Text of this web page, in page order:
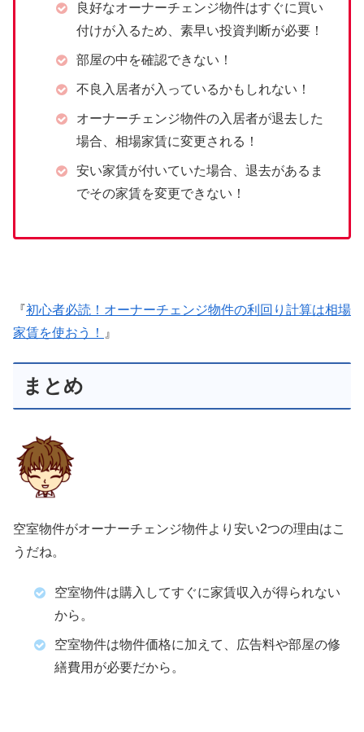
良好なオーナーチェンジ物件はすぐに買い
付けが入るため、素早い投資判断が必要！
部屋の中を確認できない！
不良入居者が入っているかもしれない！
オーナーチェンジ物件の入居者が退去した
場合、相場家賃に変更される！
安い家賃が付いていた場合、退去があるま
でその家賃を変更できない！
『初心者必読！オーナーチェンジ物件の利回り計算は相場
家賃を使おう！
』
まとめ
空室物件がオーナーチェンジ物件より安い2つの理由はこ
うだね。
空室物件は購入してすぐに家賃収入が得られない
から。
空室物件は物件価格に加えて、広告料や部屋の修
繕費用が必要だから。